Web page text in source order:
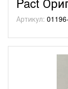
Артикул: